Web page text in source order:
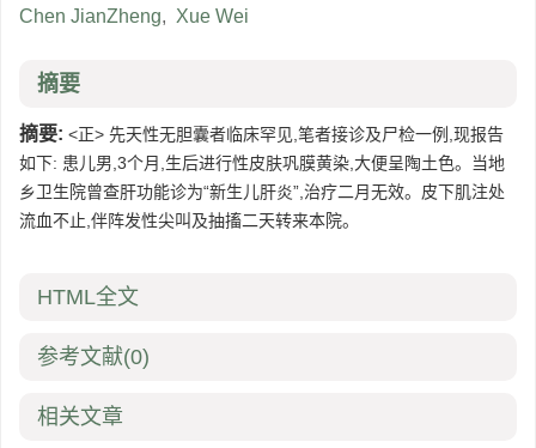
Chen JianZheng, Xue Wei
摘要
摘要: <正> 先天性无胆囊者临床罕见,笔者接诊及尸检一例,现报告
如下: 患儿男,3个月,生后进行性皮肤巩膜黄染,大便呈陶土色。当地
乡卫生院曾查肝功能诊为“新生儿肝炎”,治疗二月无效。皮下肌注处
流血不止,伴阵发性尖叫及抽搐二天转来本院。
HTML全文
参考文献(0)
相关文章